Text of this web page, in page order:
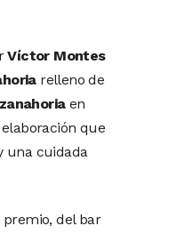
Víctor Montes
relleno de
en
que
una cuidada
premio, del bar